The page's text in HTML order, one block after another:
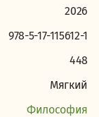
2026
978-5-17-115612-1
448
Мягкий
Философия